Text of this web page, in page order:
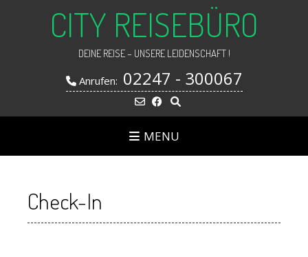
CITY REISEBÜRO
DEINE REISE – UNSERE LEIDENSCHAFT !
Anrufen: 02247 - 300067
MENU
Check-In